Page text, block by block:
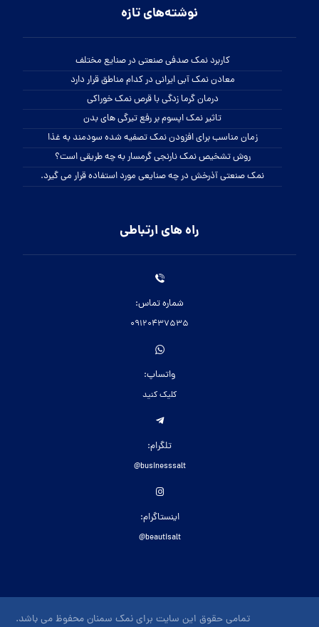
نوشته‌های تازه
کاربرد نمک صدفی صنعتی در صنایع مختلف
معادن نمک آبی ایرانی در کدام مناطق قرار دارد
درمان گرما زدگی با قرص نمک خوراکی
تاثیر نمک اپسوم بر رفع تیرگی های بدن
زمان مناسب برای افزودن نمک تصفیه شده سودمند به غذا
روش تشخیص نمک نارنجی گرمسار به چه طریقی است؟
نمک صنعتی آذرخش در چه صنایعی مورد استفاده قرار می گیرد.
راه های ارتباطی
شماره تماس:
09120437535
واتساپ:
کلیک کنید
تلگرام:
businesssalt@
اینستاگرام:
beautisalt@
تمامی حقوق این سایت برای نمک سمنان محفوظ می باشد.